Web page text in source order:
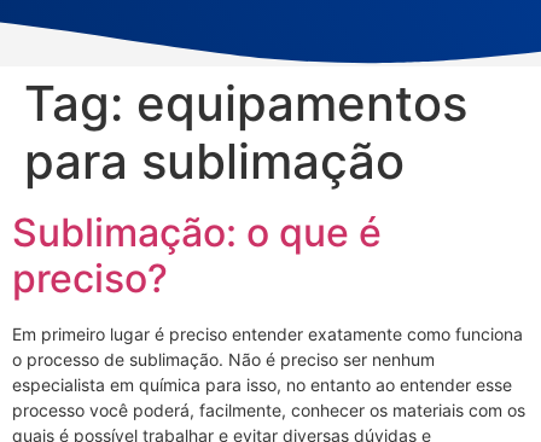
Tag: equipamentos
para sublimação
Sublimação: o que é
preciso?
Em primeiro lugar é preciso entender exatamente como funciona
o processo de sublimação. Não é preciso ser nenhum
especialista em química para isso, no entanto ao entender esse
processo você poderá, facilmente, conhecer os materiais com os
quais é possível trabalhar e evitar diversas dúvidas e